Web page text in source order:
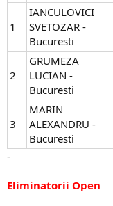
1
IANCULOVICI
SVETOZAR -
Bucuresti
2
GRUMEZA
LUCIAN -
Bucuresti
3
MARIN
ALEXANDRU -
Bucuresti
-
Eliminatorii Open